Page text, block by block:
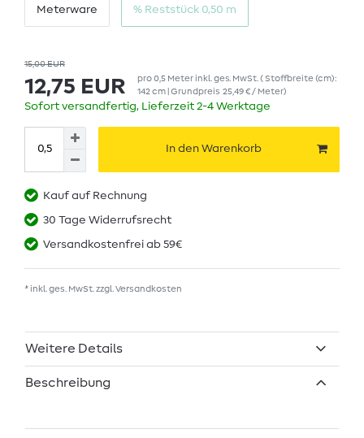
Meterware % Reststück 0,50 m
15,00 EUR
12,75 EUR pro0,5 Meterinkl. ges. MwSt. ( Stoffbreite (cm):
142 cm | Grundpreis 25,49 € / Meter)
Sofort versandfertig, Lieferzeit 2-4 Werktage
In den Warenkorb
Kauf auf Rechnung
30 Tage Widerrufsrecht
Versandkostenfrei ab 59€
* inkl. ges. MwSt. zzgl. Versandkosten
Weitere Details
Beschreibung